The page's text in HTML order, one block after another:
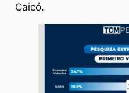
Caicó.